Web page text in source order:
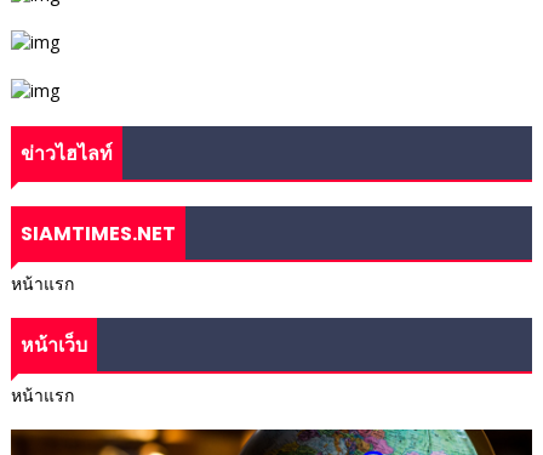
ข่าวไฮไลท์
SIAMTIMES.NET
หน้าแรก
หน้าเว็บ
หน้าแรก